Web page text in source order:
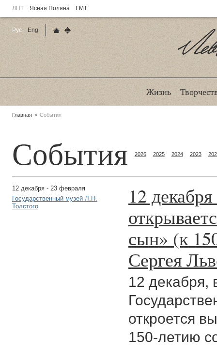
ЛНТ Ясная Поляна ГМТ
Жизнь
Родительские
Главная События
События 2026 2025 2024 2023
12 декабря - 23 февраля
Государственный музей Л.Н.
Толстого
12
сын» (к
Сергея
12 декабря,
откроется
150-летию
Рус
Eng